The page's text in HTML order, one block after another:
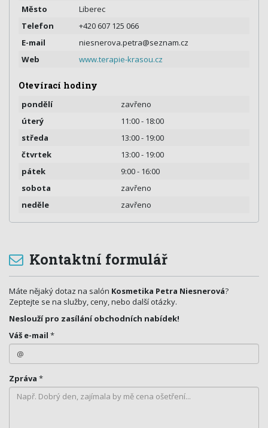
Město
Liberec
Telefon
+420 607 125 066
E-mail
niesnerova.petra@seznam.cz
Web
www.terapie-krasou.cz
Otevírací hodiny
pondělí
zavřeno
úterý
11:00 - 18:00
středa
13:00 - 19:00
čtvrtek
13:00 - 19:00
pátek
9:00 - 16:00
sobota
zavřeno
neděle
zavřeno
Kontaktní formulář
Máte nějaký dotaz na salón Kosmetika Petra Niesnerová?
Zeptejte se na služby, ceny, nebo další otázky.
Neslouží pro zasílání obchodních nabídek!
Váš e-mail *
Zpráva *